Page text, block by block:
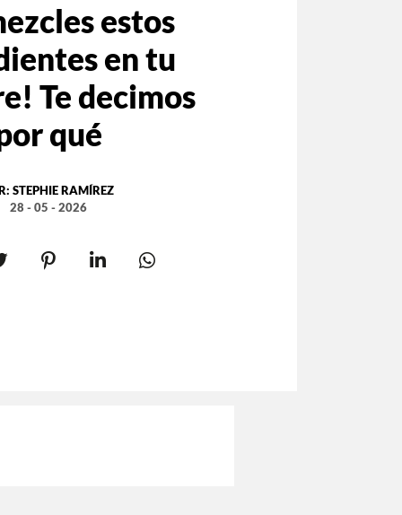
estos
en tu
Te decimos
qué
STEPHIE RAMÍREZ
28 - 05 - 2026